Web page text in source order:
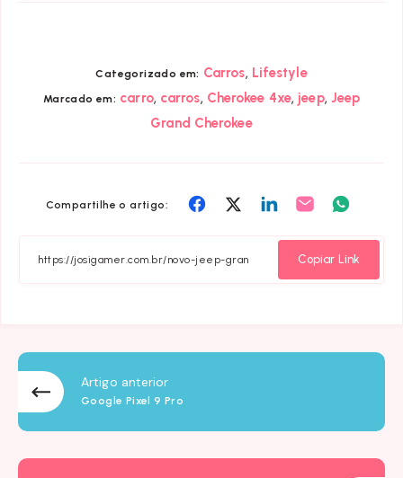
Categorizado em: Carros, Lifestyle
Marcado em: carro, carros, Cherokee 4xe, jeep, Jeep
Grand Cherokee
Compartilhe o artigo:
Compartilhar
Facebook
Compartilhar
Twitter
Compartilhar
Linkedin
Compartilhar
Email
Copiar Link
Artigo anterior
Google Pixel 9 Pro